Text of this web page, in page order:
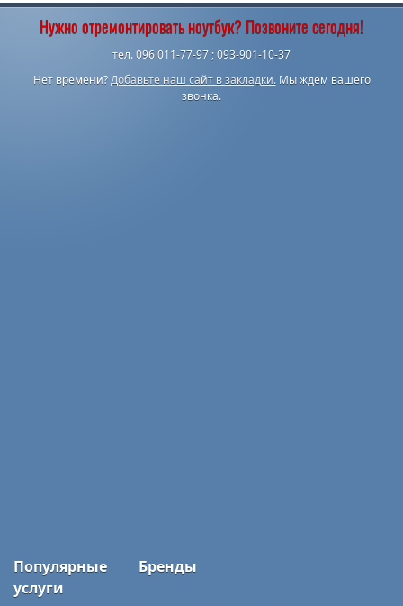
Нужно отремонтировать ноутбук? Позвоните сегодня!
тел. 096 011-77-97 ; 093-901-10-37
Нет времени?Добавьте наш сайт в закладки.Мы ждем вашего
звонка.
Популярные
услуги
Бренды